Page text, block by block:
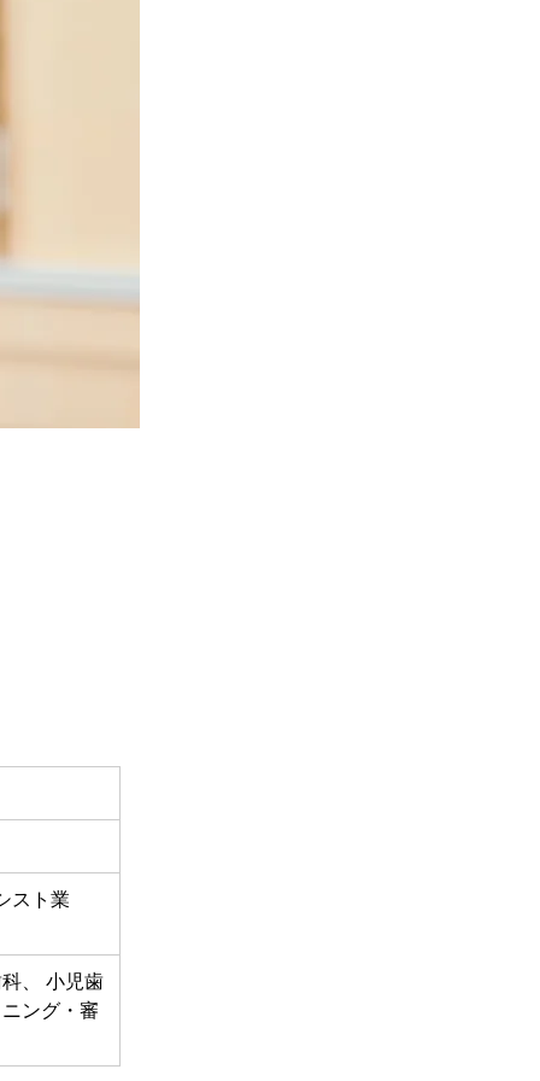
スト業
、 小児歯
ング・審